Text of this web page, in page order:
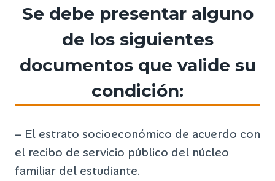
Se debe presentar alguno
de los siguientes
documentos que valide su
condición:
– El estrato socioeconómico de acuerdo con
el recibo de servicio público del núcleo
familiar del estudiante.